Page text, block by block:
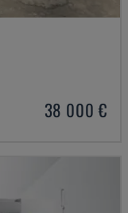
38 000 €